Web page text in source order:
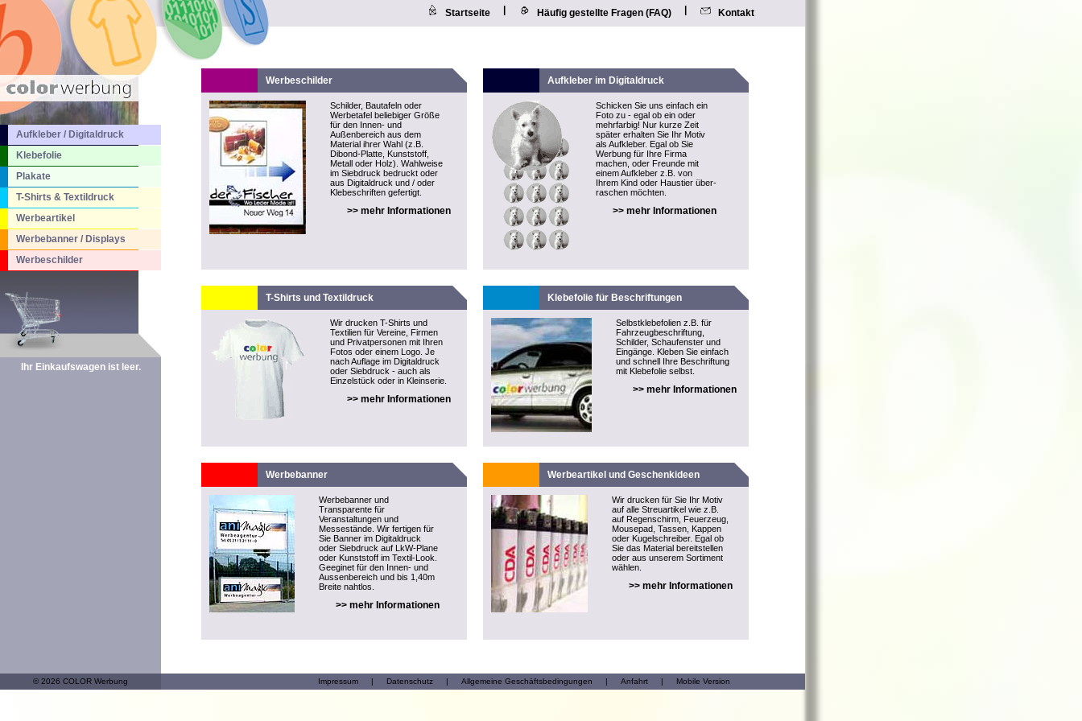
Startseite Häufig gestellte Fragen (FAQ) Kontakt
Aufkleber / Digitaldruck
Klebefolie
Plakate
T-Shirts & Textildruck
Werbeartikel
Werbebanner / Displays
Werbeschilder
Ihr Einkaufswagen ist leer.
Werbeschilder
Schilder, Bautafeln oder
Werbetafel beliebiger Größe
für den Innen- und
Außenbereich aus dem
Material ihrer Wahl (z.B.
Dibond-Platte, Kunststoff,
Metall oder Holz). Wahlweise
im Siebdruck bedruckt oder
aus Digitaldruck und / oder
Klebeschriften gefertigt.
>> mehr Informationen
Aufkleber im Digitaldruck
Schicken Sie uns einfach ein
Foto zu - egal ob ein oder
mehrfarbig! Nur kurze Zeit
später erhalten Sie Ihr Motiv
als Aufkleber. Egal ob Sie
Werbung für Ihre Firma
machen, oder Freunde mit
einem Aufkleber z.B. von
Ihrem Kind oder Haustier über-
raschen möchten.
>> mehr Informationen
T-Shirts und Textildruck
Wir drucken T-Shirts und
Textilien für Vereine, Firmen
und Privatpersonen mit Ihren
Fotos oder einem Logo. Je
nach Auflage im Digitaldruck
oder Siebdruck - auch als
Einzelstück oder in Kleinserie.
>> mehr Informationen
Klebefolie für Beschriftungen
Selbstklebefolien z.B. für
Fahrzeugbeschriftung,
Schilder, Schaufenster und
Eingänge. Kleben Sie einfach
und schnell Ihre Beschriftung
mit Klebefolie selbst.
>> mehr Informationen
Werbebanner
Werbebanner und
Transparente für
Veranstaltungen und
Messestände. Wir fertigen für
Sie Banner im Digitaldruck
oder Siebdruck auf LkW-Plane
oder Kunststoff im Textil-Look.
Geeginet für den Innen- und
Aussenbereich und bis 1,40m
Breite nahtlos.
>> mehr Informationen
Werbeartikel und Geschenkideen
Wir drucken für Sie Ihr Motiv
auf alle Streuartikel wie z.B.
auf Regenschirm, Feuerzeug,
Mousepad, Tassen, Kappen
oder Kugelschreiber. Egal ob
Sie das Material bereitstellen
oder aus unserem Sortiment
wählen.
>> mehr Informationen
© 2026 COLOR Werbung Impressum | Datenschutz | Allgemeine Geschäftsbedingungen | Anfahrt | Mobile Version